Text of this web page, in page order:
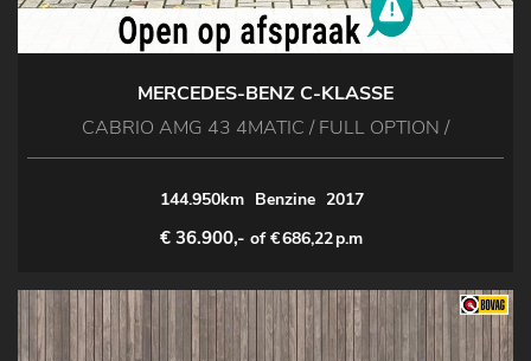
MERCEDES-BENZ C-KLASSE
CABRIO AMG 43 4MATIC / FULL OPTION /
144.950km Benzine 2017
€ 36.900,- of €686,22p.m